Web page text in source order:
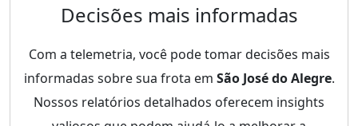
Decisões mais informadas
Com a telemetria, você pode tomar decisões mais
informadas sobre sua frota em São José do Alegre.
Nossos relatórios detalhados oferecem insights